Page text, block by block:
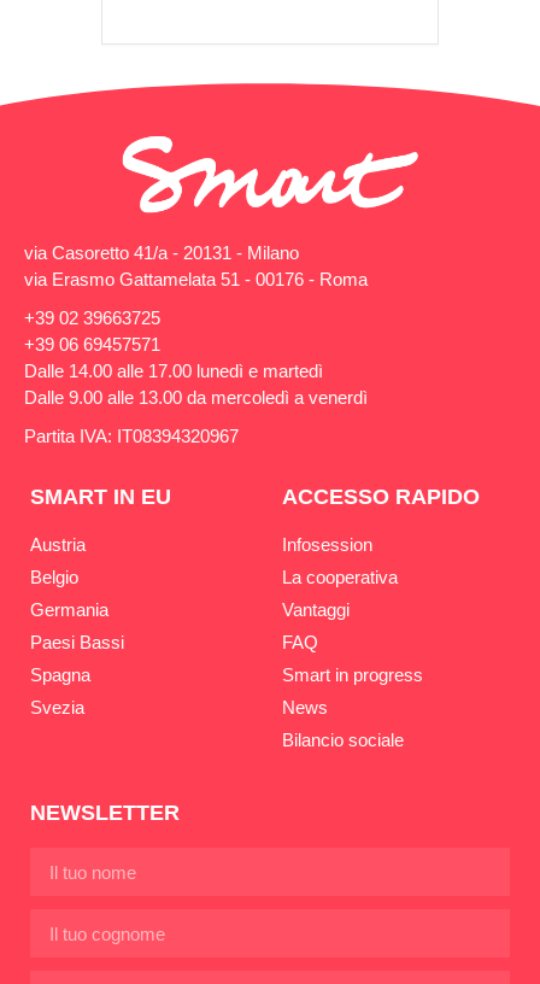
via Casoretto 41/a - 20131 - Milano
via Erasmo Gattamelata 51 - 00176 - Roma
+39 02 39663725
+39 06 69457571
Dalle 14.00 alle 17.00 lunedì e martedì
Dalle 9.00 alle 13.00 da mercoledì a venerdì
Partita IVA: IT08394320967
SMART IN EU
Austria
Belgio
Germania
Paesi Bassi
Spagna
Svezia
ACCESSO RAPIDO
Infosession
La cooperativa
Vantaggi
FAQ
Smart in progress
News
Bilancio sociale
NEWSLETTER